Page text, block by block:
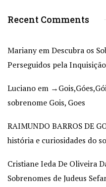
Recent Comments
Mariany emDescubra os
Perseguidos pela
Luciano em
sobrenome Gois, Goes
RAIMUNDO BARROS DE
história e curiosidades do
Cristiane Ieda De Oliveira
Sobrenomes de Judeus